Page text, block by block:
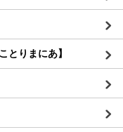
りまにあ】